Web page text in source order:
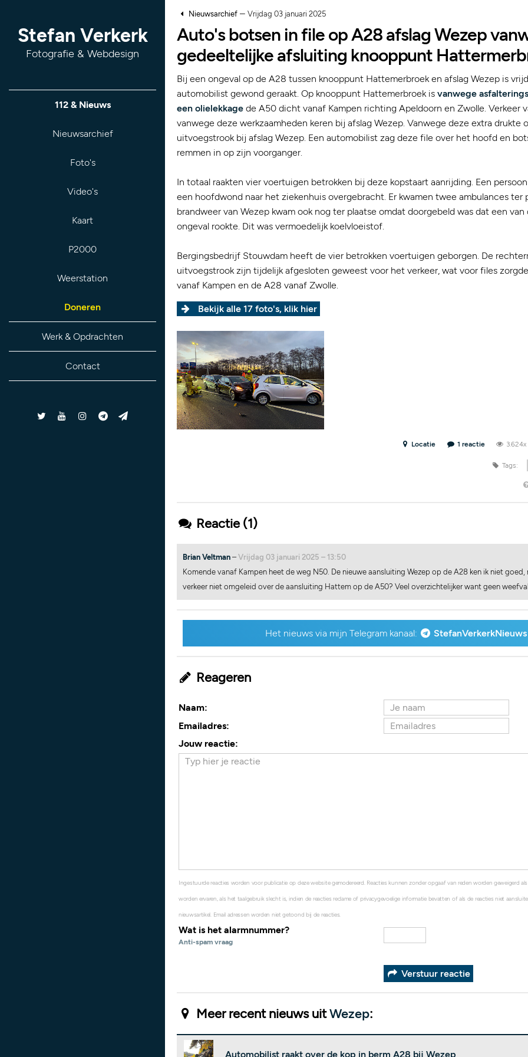
Stefan Verkerk
Fotografie & Webdesign
112 & Nieuws
Nieuwsarchief
Foto's
Video's
Kaart
P2000
Weerstation
Doneren
Werk & Opdrachten
Contact
Nieuwsarchief– Vrijdag 03 januari 2025
Auto's botsen in file op A28 afslag Wezep
gedeeltelijke afsluiting knooppunt
Bij een ongeval op de A28 tussen knooppunt Hattemerbroek en afslag Wezep is
automobilist gewond geraakt. Op knooppunt Hattemerbroek is vanwege
een olielekkage de A50 dicht vanaf Kampen richting Apeldoorn en Zwolle. Verkeer
vanwege deze werkzaamheden keren bij afslag Wezep. Vanwege deze extra drukte
uitvoegstrook bij afslag Wezep. Een automobilist zag deze file over het hoofd en
remmen in op zijn voorganger.
In totaal raakten vier voertuigen betrokken bij deze kopstaart aanrijding. Een
een hoofdwond naar het ziekenhuis overgebracht. Er kwamen twee ambulances ter
brandweer van Wezep kwam ook nog ter plaatse omdat doorgebeld was dat een
ongeval rookte. Dit was vermoedelijk koelvloeistof.
Bergingsbedrijf Stouwdam heeft de vier betrokken voertuigen geborgen. De
uitvoegstrook zijn tijdelijk afgesloten geweest voor het verkeer, wat voor files
vanaf Kampen en de A28 vanaf Zwolle.
Bekijk alle 17 foto's, klik hier
Locatie 1 reactie 3.624x
Tags:
Reactie (1)
Brian Veltman –Vrijdag 03 januari 2025 – 13:50
Komende vanaf Kampen heet de weg N50. De nieuwe aansluiting Wezep op de A28 ken ik niet goed,
verkeer niet omgeleid over de aansluiting Hattem op de A50? Veel overzichtelijker want geen
Het nieuws via mijn Telegram kanaal: StefanVerkerkNieuws
Reageren
Naam:
Emailadres:
Jouw reactie:
Ingestuurde reacties worden voor publicatie op deze website gemodereerd. Reacties kunnen zonder opgaaf van reden worden geweigerd
worden ervaren, als het taalgebruik slecht is, indien de reacties reclame of privacygevoelige informatie bevatten of als de reacties niet
nieuwsartikel. Email adressen worden niet getoond bij de reacties.
Wat is het alarmnummer?
Anti-spam vraag
Verstuur reactie
Meer recent nieuws uitWezep:
Automobilist raakt over de kop in berm A28 bij Wezep